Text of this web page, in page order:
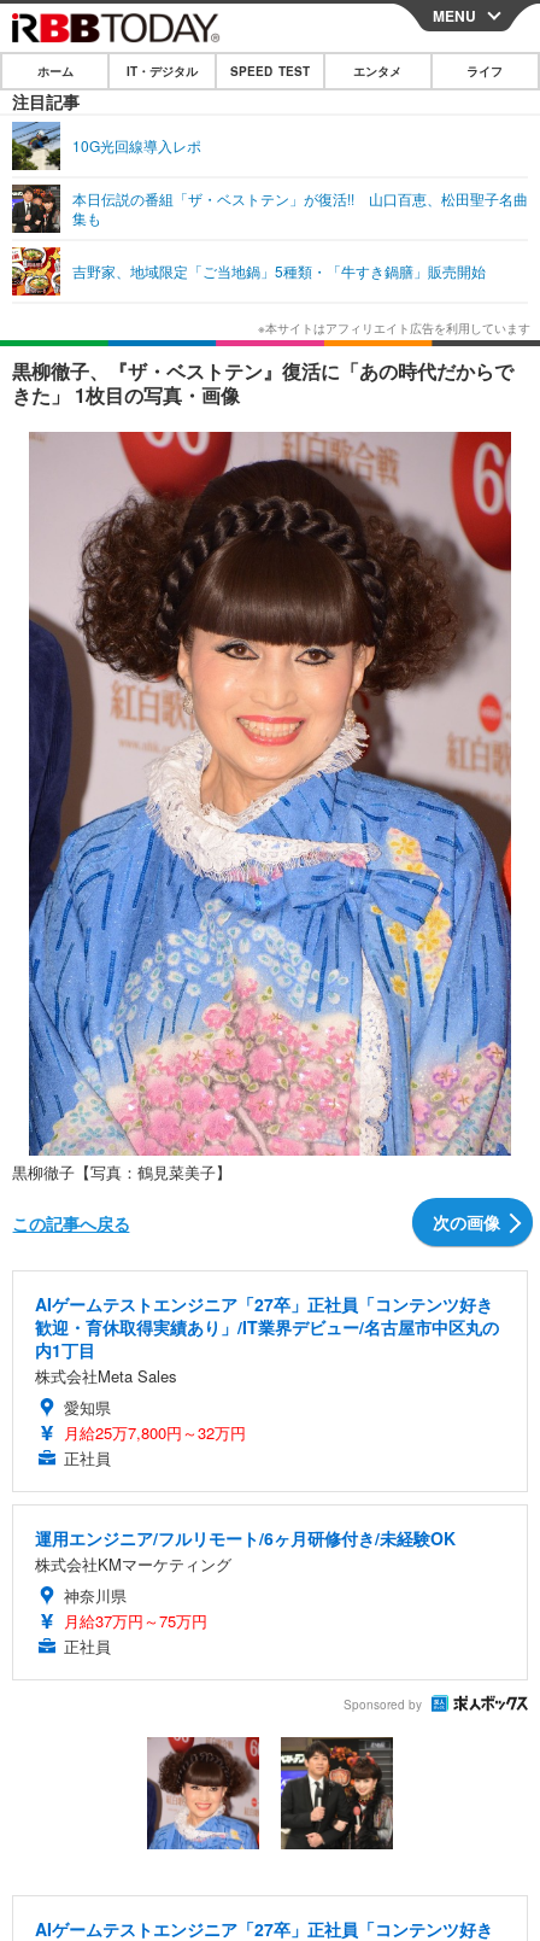
CLOSE
ホーム
IT・デジタル
ショッピング その他
SPEED TEST
エンタメ
エンタメTOP 映画・ドラマ
韓国・芸能
音楽 スポーツ
ショッピング その他
ライフ
ライフTOP グルメ
ペット ショッピング
その他
リリース一覧
プッシュ通知の停止方法
MENU
ホーム IT・デジタル SPEED TEST エンタメ ライフ
注目記事
10G光回線導入レポ
本日伝説の番組「ザ・ベストテン」が復活!! 山口百恵、松田聖子名曲
集も
吉野家、地域限定「ご当地鍋」5種類・「牛すき鍋膳」販売開始
黒柳徹子、『ザ・ベストテン』復活に「あの時代だからで
きた」 1枚目の写真・画像
黒柳徹子【写真：鶴見菜美子】
次の画像
この記事へ戻る
AIゲームテストエンジニア「27卒」正社員「コンテンツ好き
歓迎・育休取得実績あり」/IT業界デビュー/名古屋市中区丸の
内1丁目
株式会社Meta Sales
愛知県
月給25万7,800円～32万円
正社員
運用エンジニア/フルリモート/6ヶ月研修付き/未経験OK
株式会社KMマーケティング
神奈川県
月給37万円～75万円
正社員
Sponsored by
AIゲームテストエンジニア「27卒」正社員「コンテンツ好き